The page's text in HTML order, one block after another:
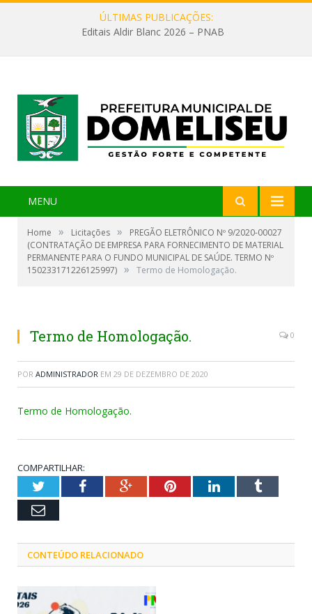
ÚLTIMAS PUBLICAÇÕES:
Editais Aldir Blanc 2026 – PNAB
MENU
Home » Licitações »
PREGÃO ELETRÔNICO Nº 9/2020-00027
(CONTRATAÇÃO DE EMPRESA PARA FORNECIMENTO DE MATERIAL
PERMANENTE PARA O FUNDO MUNICIPAL DE SAÚDE. TERMO Nº
150233171226125997) » Termo de Homologação.
Termo de Homologação. 0
POR ADMINISTRADOR EM 29 DE DEZEMBRO DE 2020
Termo de Homologação.
COMPARTILHAR:
TwitterFacebookGoogle+PinterestLinkedInTumblr
Email
CONTEÚDO RELACIONADO